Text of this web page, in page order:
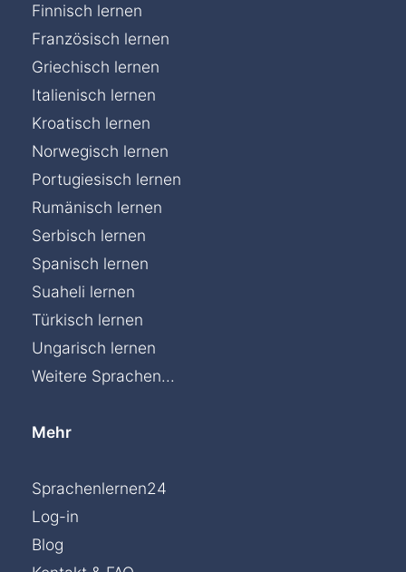
Finnisch lernen
Französisch lernen
Griechisch lernen
Italienisch lernen
Kroatisch lernen
Norwegisch lernen
Portugiesisch lernen
Rumänisch lernen
Serbisch lernen
Spanisch lernen
Suaheli lernen
Türkisch lernen
Ungarisch lernen
Weitere Sprachen...
Mehr
Sprachenlernen24
Log-in
Blog